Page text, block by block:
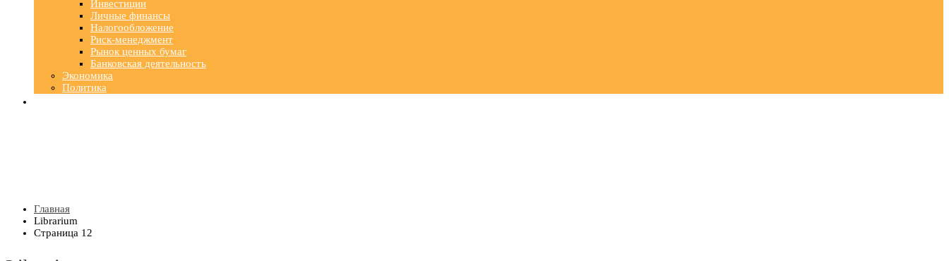
Инвестиции
Личные финансы
Налогообложение
Риск-менеджмент
Рынок ценных бумаг
Банковская деятельность
Экономика
Политика
Главная
Librarium
Страница 12